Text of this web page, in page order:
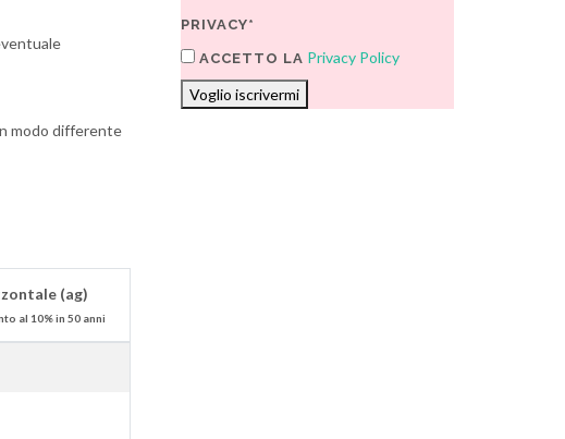
modo differente
(ag)
al 10% in 50 anni
PRIVACY*
ACCETTO LA Privacy Policy
Voglio iscrivermi